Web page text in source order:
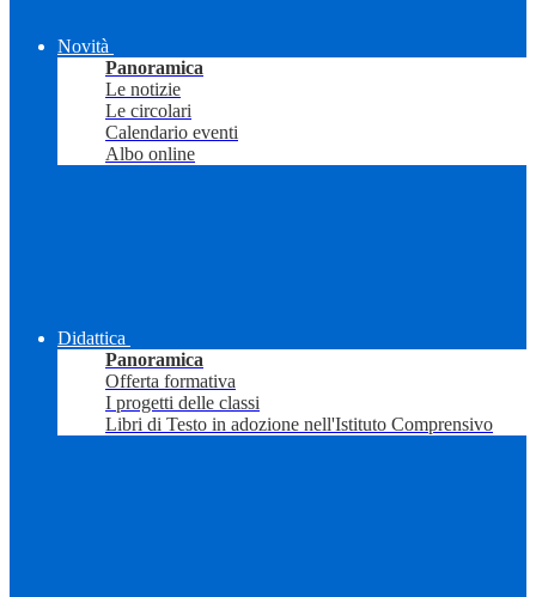
Novità
Panoramica
Le notizie
Le circolari
Calendario eventi
Albo online
Didattica
Panoramica
Offerta formativa
I progetti delle classi
Libri di Testo in adozione nell'Istituto Comprensivo